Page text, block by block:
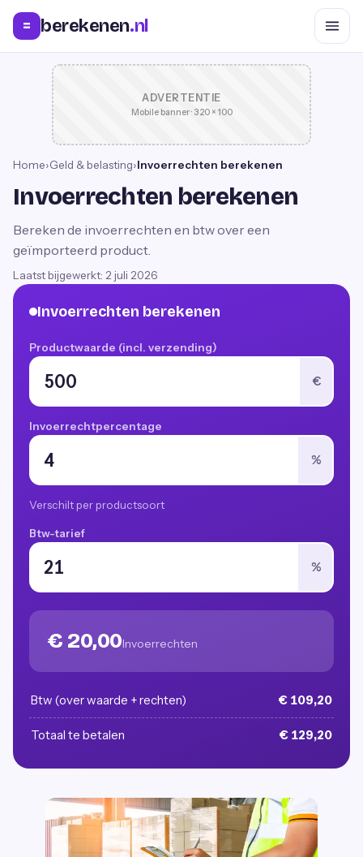
= berekenen.nl
ADVERTENTIE
Mobile banner · 320 × 100
Home›Geld & belasting›Invoerrechten berekenen
Invoerrechten berekenen
Bereken de invoerrechten en btw over een
geïmporteerd product.
Laatst bijgewerkt: 2 juli 2026
Invoerrechten berekenen
Productwaarde (incl. verzending)
€
Invoerrechtpercentage
%
Verschilt per productsoort
Btw-tarief
%
€ 20,00Invoerrechten
Btw (over waarde + rechten) € 109,20
Totaal te betalen € 129,20